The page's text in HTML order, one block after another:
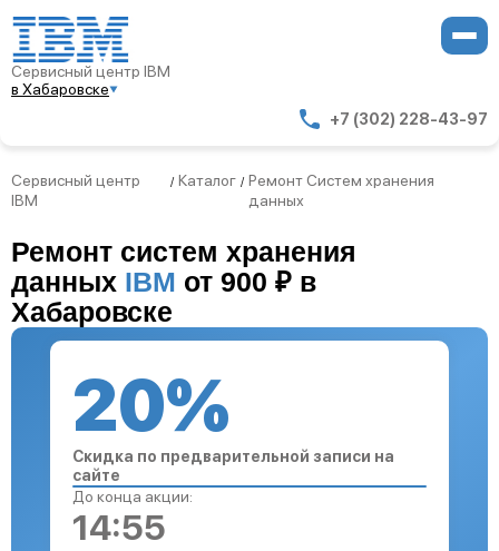
Сервисный центр IBM
в Хабаровске
+7 (302) 228-43-97
Сервисный центр
IBM
/ Каталог / Ремонт Систем хранения
данных
Ремонт систем хранения
данных IBM от 900 ₽ в
Хабаровске
20%
Скидка по предварительной записи на
сайте
До конца акции:
14:54